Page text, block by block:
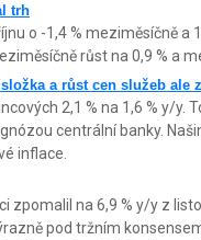
trh
o -1,4 % meziměsíčně a
růst na 0,9 % a
a růst cen služeb ale
2,1 % na 1,6 % y/y.
centrální banky.
inflace.
zpomalil na 6,9 % y/y z
pod tržním